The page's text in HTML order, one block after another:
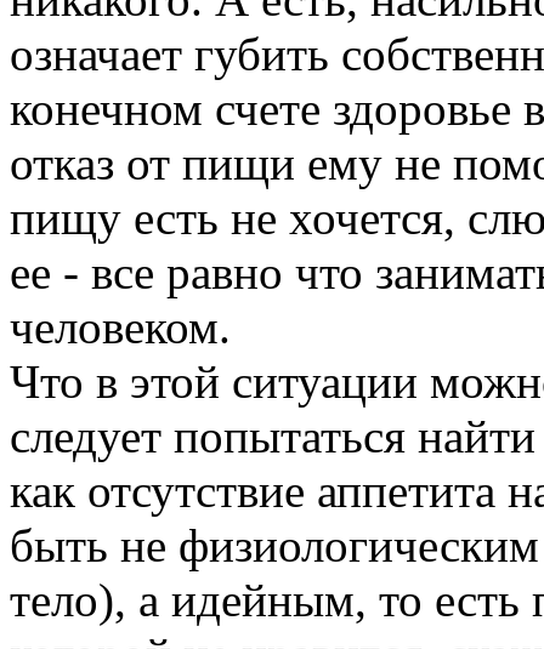
означает губить
конечном счете
отказ от пищи ему не
пищу есть не хочется,
ее - все равно что
человеком.
Что в этой ситуации
следует попытаться
как отсутствие
быть не физиологическим
тело), а идейным, то